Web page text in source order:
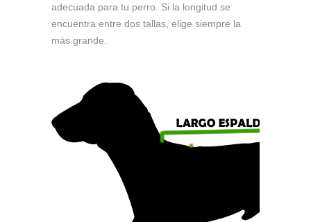
adecuada para tu perro. Si la longitud se
encuentra entre dos tallas, elige siempre la
más grande.